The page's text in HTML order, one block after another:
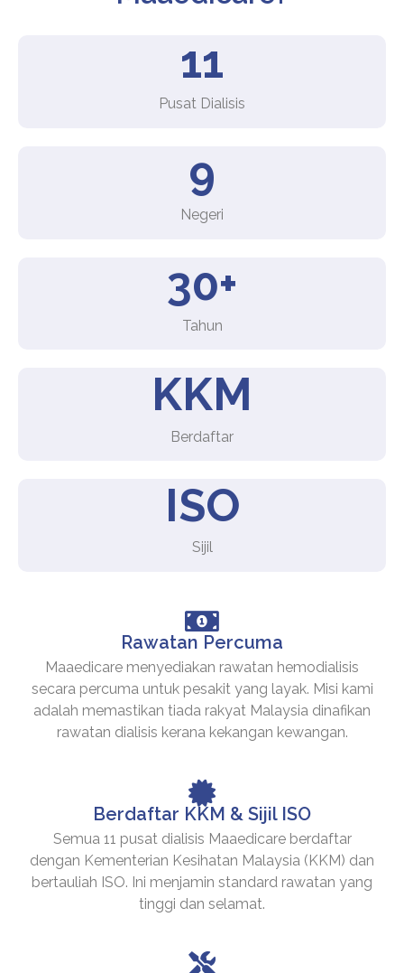
11
Pusat Dialisis
9
Negeri
30+
Tahun
KKM
Berdaftar
ISO
Sijil
Rawatan Percuma
Maaedicare menyediakan rawatan hemodialisis
secara percuma untuk pesakit yang layak. Misi kami
adalah memastikan tiada rakyat Malaysia dinafikan
rawatan dialisis kerana kekangan kewangan.
Berdaftar KKM & Sijil ISO
Semua 11 pusat dialisis Maaedicare berdaftar
dengan Kementerian Kesihatan Malaysia (KKM) dan
bertauliah ISO. Ini menjamin standard rawatan yang
tinggi dan selamat.